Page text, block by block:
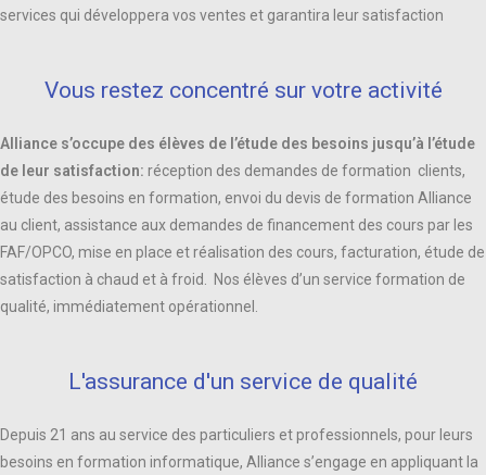
services qui développera vos ventes et garantira leur satisfaction
Vous restez concentré sur votre activité
Alliance s’occupe des élèves de l’étude des besoins jusqu’à l’étude
de leur satisfaction: réception des demandes de formation clients,
étude des besoins en formation, envoi du devis de formation Alliance
au client, assistance aux demandes de financement des cours par les
FAF/OPCO, mise en place et réalisation des cours, facturation, étude de
satisfaction à chaud et à froid. Nos élèves d’un service formation de
qualité, immédiatement opérationnel.
L'assurance d'un service de qualité
Depuis 21 ans au service des particuliers et professionnels, pour leurs
besoins en formation informatique, Alliance s’engage en appliquant la